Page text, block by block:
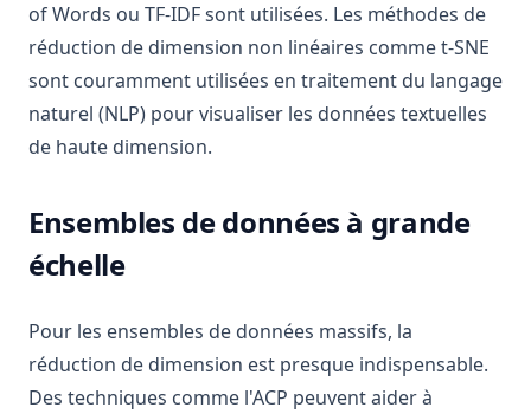
of Words ou TF-IDF sont utilisées. Les méthodes de
réduction de dimension non linéaires comme t-SNE
sont couramment utilisées en traitement du langage
naturel (NLP) pour visualiser les données textuelles
de haute dimension.
Ensembles de données à grande
échelle
Pour les ensembles de données massifs, la
réduction de dimension est presque indispensable.
Des techniques comme l'ACP peuvent aider à